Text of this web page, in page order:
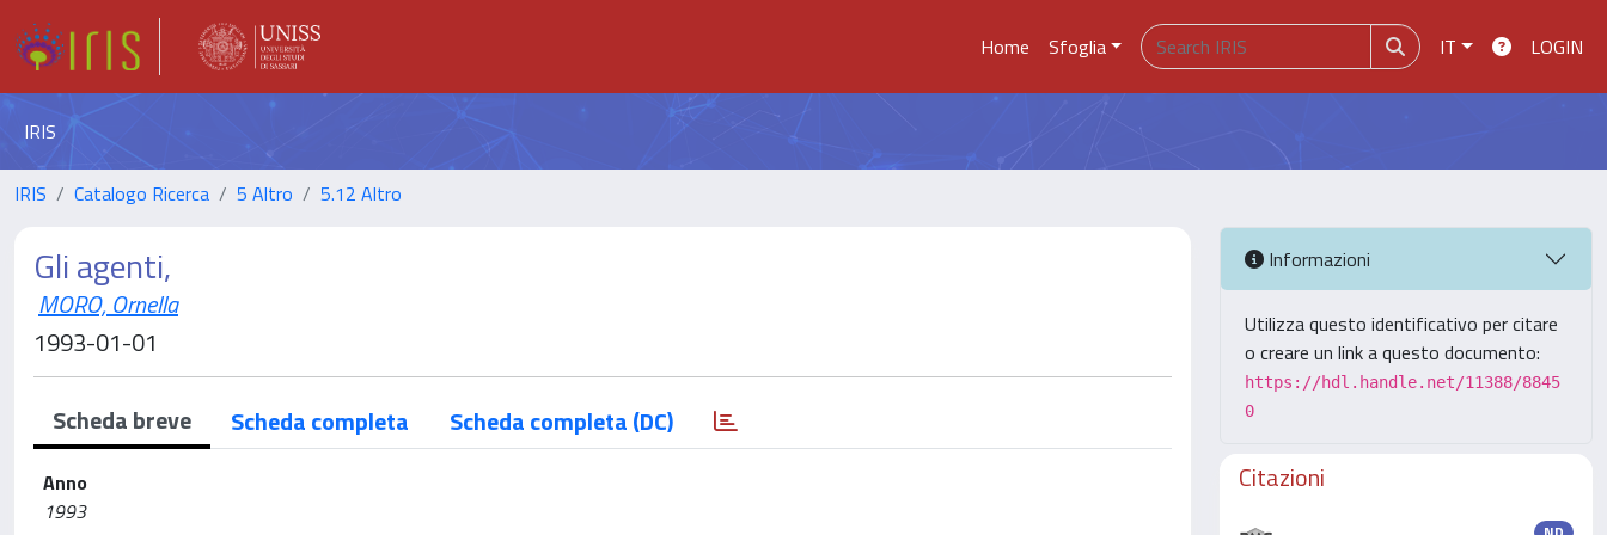
Home Sfoglia IT LOGIN
IRIS
IRIS Catalogo Ricerca 5 Altro 5.12 Altro
Gli agenti,
MORO, Ornella
1993-01-01
Scheda breve Scheda completa Scheda completa (DC)
Anno
1993
Informazioni
Utilizza questo identificativo per citare
o creare un link a questo documento:
https://hdl.handle.net/11388/8845
0
Citazioni